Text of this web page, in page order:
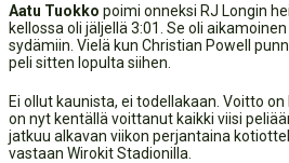
Aatu Tuokko poimi onneksi RJ Longin
kellossa oli jäljellä 3:01. Se oli
sydämiin. Vielä kun Christian Powell
peli sitten lopulta siihen.
Ei ollut kaunista, ei todellakaan. Voitto
on nyt kentällä voittanut kaikki viisi
jatkuu alkavan viikon perjantaina
vastaan Wirokit Stadionilla.